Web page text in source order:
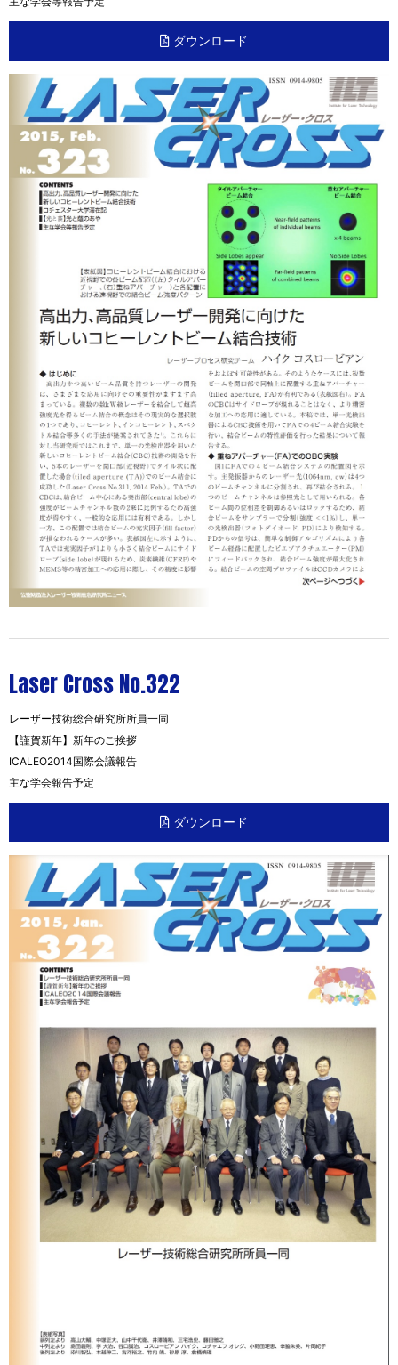
ダウンロード
Laser Cross No.322
レーザー技術総合研究所所員一同
【謹賀新年】新年のご挨拶
ICALEO2014国際会議報告
主な学会報告予定
ダウンロード